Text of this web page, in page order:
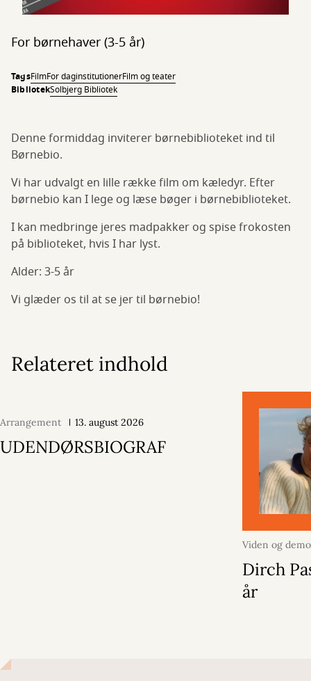
For børnehaver (3-5 år)
TagsFilmFor daginstitutionerFilm og teater
BibliotekSolbjerg Bibliotek
Denne formiddag inviterer børnebiblioteket ind til
Børnebio.
Vi har udvalgt en lille række film om kæledyr. Efter
børnebio kan I lege og læse bøger i børnebiblioteket.
I kan medbringe jeres madpakker og spise frokosten
på biblioteket, hvis I har lyst.
Alder: 3-5 år
Vi glæder os til at se jer til børnebio!
Relateret indhold
Arrangement 13. august 2026
UDENDØRSBIOGRAF
Viden og
2026
Dirch
år